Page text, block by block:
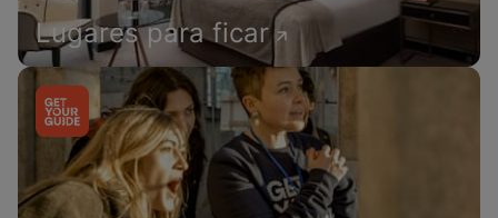
Lugares para ficar